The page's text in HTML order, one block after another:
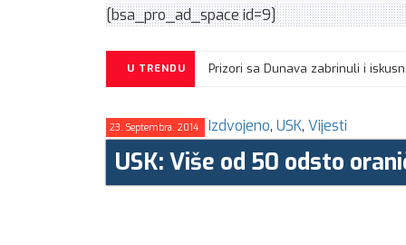
[bsa_pro_ad_space id=9]
U TRENDU Prizori sa Dunava zabrinuli i
23. Septembra. 2014. Izdvojeno, USK, Vijesti
USK: Više od 50 odsto